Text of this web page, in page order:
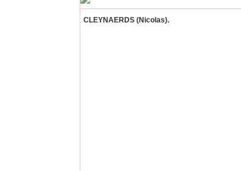
CLEYNAERDS (Nicolas).